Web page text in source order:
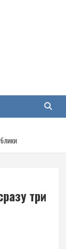
война
Новороссии, ДНР,
три